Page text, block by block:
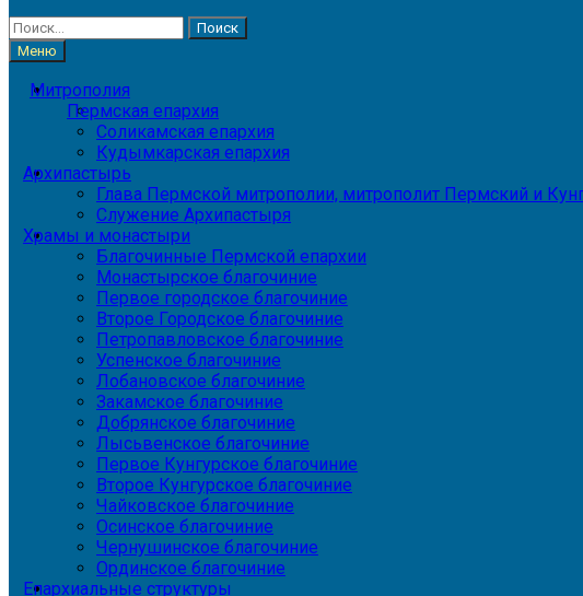
Найти:
Меню
Митрополия
Пермская епархия
Соликамская епархия
Кудымкарская епархия
Архипастырь
Глава Пермской митрополии, митрополит Пермский и
Служение Архипастыря
Храмы и монастыри
Благочинные Пермской епархии
Монастырское благочиние
Первое городское благочиние
Второе Городское благочиние
Петропавловское благочиние
Успенское благочиние
Лобановское благочиние
Закамское благочиние
Добрянское благочиние
Лысьвенское благочиние
Первое Кунгурское благочиние
Второе Кунгурское благочиние
Чайковское благочиние
Осинское благочиние
Чернушинское благочиние
Ординское благочиние
Епархиальные структуры